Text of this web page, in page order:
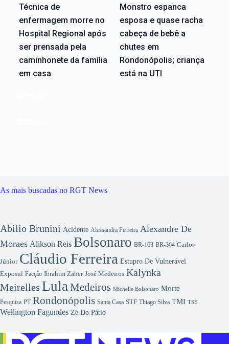
Técnica de
enfermagem morre no
Hospital Regional após
ser prensada pela
caminhonete da família
em casa
Monstro espanca
esposa e quase racha
cabeça de bebê a
chutes em
Rondonópolis; criança
está na UTI
As mais buscadas no RGT News
Abilio Brunini Acidente Alessandra Ferreira Alexandre De
Moraes Alikson Reis Bolsonaro BR-163 BR-364 Carlos
Júnior Cláudio Ferreira Estupro De Vulnerável
Exposul Facção Ibrahim Zaher José Medeiros Kalynka
Meirelles Lula Medeiros Michelle Bolsonaro Morte
Pesquisa PT Rondonópolis Santa Casa STF Thiago Silva TMI TSE
Wellington Fagundes Zé Do Pátio